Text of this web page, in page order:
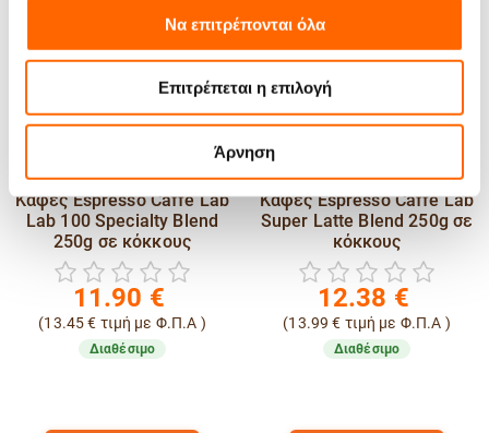
Να επιτρέπονται όλα
Επιτρέπεται η επιλογή
Άρνηση
Καφές Espresso Caffe Lab
Lab 100 Specialty Blend
250g σε κόκκους
11.90 €
(13.45 € τιμή με Φ.Π.Α )
Διαθέσιμο
Καφές Espresso Caffe Lab
Super Latte Blend 250g σε
κόκκους
12.38 €
(13.99 € τιμή με Φ.Π.Α )
Διαθέσιμο